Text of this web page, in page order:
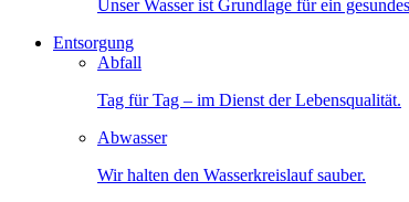
Unser Wasser ist Grundlage für ein
Entsorgung
Abfall
Tag für Tag – im Dienst der Lebensqualität.
Abwasser
Wir halten den Wasserkreislauf sauber.